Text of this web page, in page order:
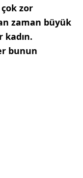
zor
zaman büyük
kadın.
bunun